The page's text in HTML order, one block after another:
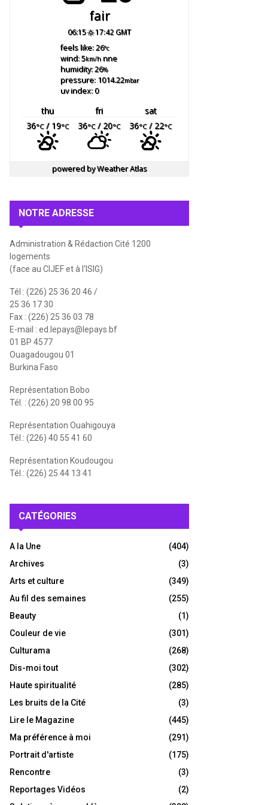
fair
06:15 17:42 GMT
feels like: 26°c
wind: 5km/hnne
humidity: 26%
pressure: 1014.22mbar
uv index: 0
thu fri
sat
36°C/ 19°C 36°C/ 20°C 36°C/ 22°C
powered byWeather Atlas
NOTRE ADRESSE
Administration & Rédaction Cité 1200
logements
(face au CIJEF et à l'ISIG)
Tél : (226) 25 36 20 46 /
25 36 17 30
Fax : (226) 25 36 03 78
E-mail : ed.lepays@lepays.bf
01 BP 4577
Ouagadougou 01
Burkina Faso
Représentation Bobo
Tél. : (226) 20 98 00 95
Représentation Ouahigouya
Tél.: (226) 40 55 41 60
Représentation Koudougou
Tél.: (226) 25 44 13 41
CATÉGORIES
A la Une
(404)
Archives
(3)
Arts et culture
(349)
Au fil des semaines
(255)
Beauty
(1)
Couleur de vie
(301)
Culturama
(268)
Dis-moi tout
(302)
Haute spiritualité
(285)
Les bruits de la Cité
(3)
Lire le Magazine
(445)
Ma préférence à moi
(291)
Portrait d'artiste
(175)
Rencontre
(3)
Reportages Vidéos
(2)